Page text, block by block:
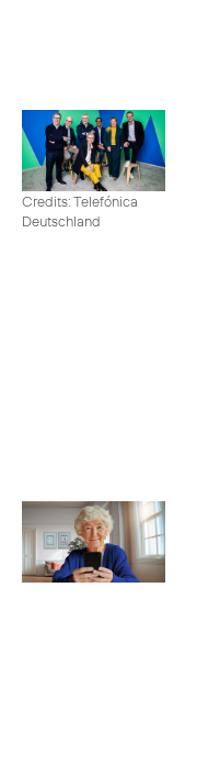
Credits: Telefónica
Deutschland